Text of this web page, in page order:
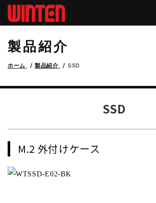
製品紹介
ホーム 製品紹介 SSD
SSD
M.2 外付けケース